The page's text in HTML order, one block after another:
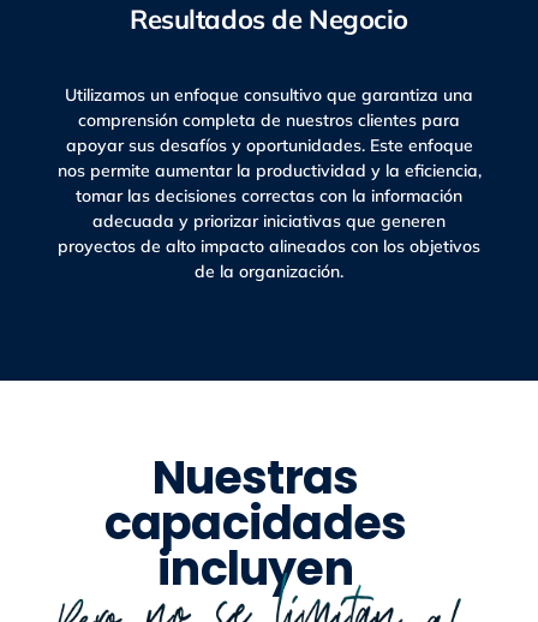
Resultados de Negocio
Utilizamos un enfoque consultivo que garantiza una
comprensión completa de nuestros clientes para
apoyar sus desafíos y oportunidades. Este enfoque
nos permite aumentar la productividad y la eficiencia,
tomar las decisiones correctas con la información
adecuada y priorizar iniciativas que generen
proyectos de alto impacto alineados con los objetivos
de la organización.
Nuestras
capacidades
incluyen